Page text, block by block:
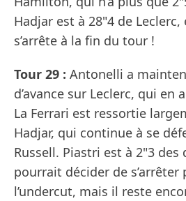
Hadjar est à 28"4 de
s’arrête à la fin du tour !
Tour 29 : Antonelli a
d’avance sur Leclerc, qui en
La Ferrari est ressortie
Hadjar, qui continue à se
Russell. Piastri est à 2"3
pourrait décider de s’arrêter
l’undercut, mais il reste